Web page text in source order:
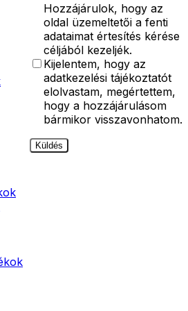
Hozzájárulok, hogy az
oldal üzemeltetői a fenti
adataimat értesítés kérése
céljából kezeljék.
Kijelentem, hogy az
adatkezelési tájékoztatót
elolvastam, megértettem,
hogy a hozzájárulásom
bármikor visszavonhatom.
Küldés